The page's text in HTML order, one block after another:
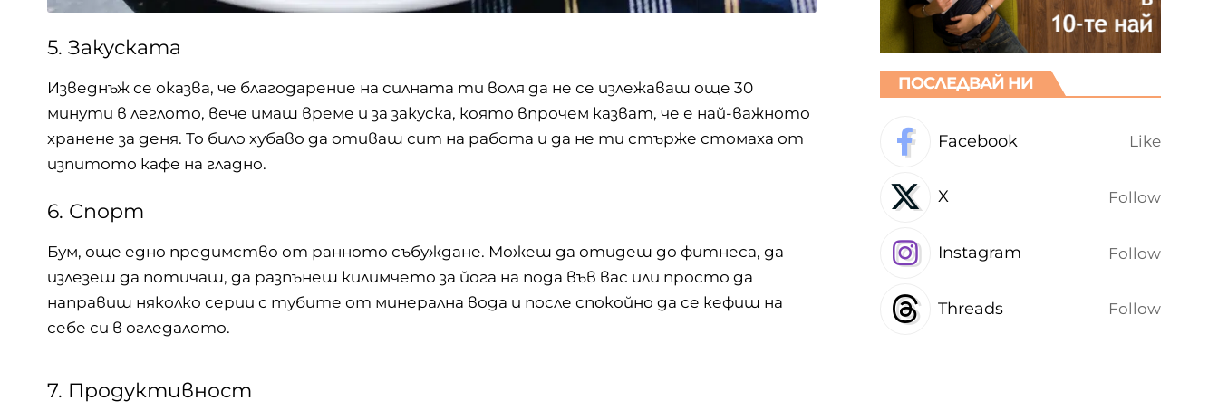
5. Закуската
Изведнъж се оказва, че благодарение на силната ти воля да не се излежаваш още 30
минути в леглото, вече имаш време и за закуска, която впрочем казват, че е най-важното
хранене за деня. То било хубаво да отиваш сит на работа и да не ти стърже стомаха от
изпитото кафе на гладно.
6. Спорт
Бум, още едно предимство от ранното събуждане. Можеш да отидеш до фитнеса, да
излезеш да потичаш, да разпънеш килимчето за йога на пода във вас или просто да
направиш няколко серии с тубите от минерална вода и после спокойно да се кефиш на
себе си в огледалото.
7. Продуктивност
ПОСЛЕДВАЙ НИ
Facebook Like
X Follow
Instagram Follow
Threads Follow